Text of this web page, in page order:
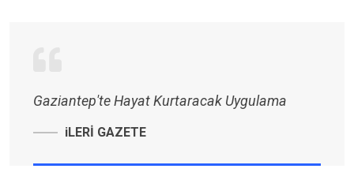
Gaziantep'te Hayat Kurtaracak Uygulama
iLERİ GAZETE